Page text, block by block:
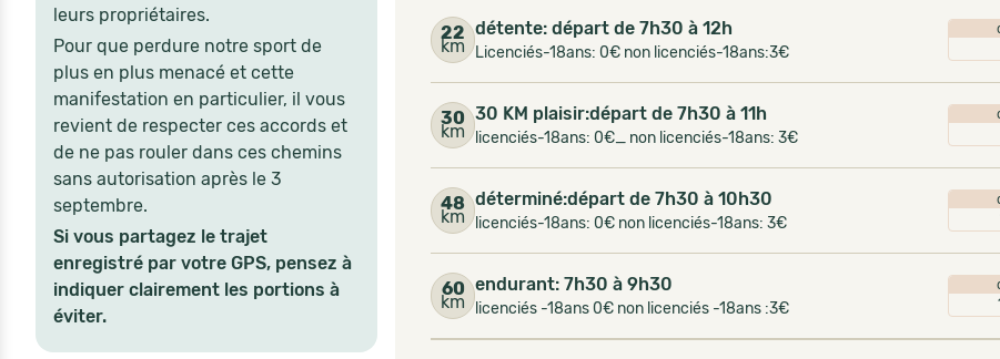
leurs propriétaires.
Pour que perdure notre sport de
plus en plus menacé et cette
manifestation en particulier, il vous
revient de respecter ces accords et
de ne pas rouler dans ces chemins
sans autorisation après le 3
septembre.
Si vous partagez le trajet
enregistré par votre GPS, pensez à
indiquer clairement les portions à
éviter.
22
km
détente: départ de 7h30 à 12h
Licenciés-18ans: 0€ non licenciés-18ans:3€
30
km
30 KM plaisir:départ de 7h30 à 11h
licenciés-18ans: 0€_ non licenciés-18ans: 3€
48
km
déterminé:départ de 7h30 à 10h30
licenciés-18ans: 0€ non licenciés-18ans: 3€
60
km
endurant: 7h30 à 9h30
licenciés -18ans 0€ non licenciés -18ans :3€